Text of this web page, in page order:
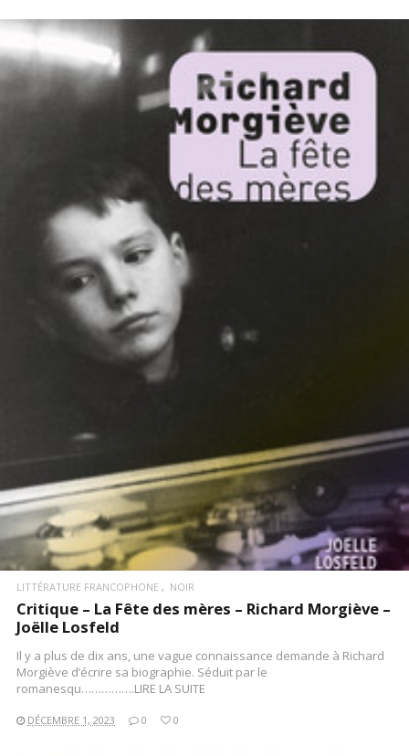
LIRE LA SUITE
LITTÉRATURE FRANCOPHONE NOIR
Critique – La Fête des mères – Richard Morgiève –
Joëlle Losfeld
Il y a plus de dix ans, une vague connaissance demande à Richard
Morgiève d’écrire sa biographie. Séduit par le
romanesqu…………….LIRE LA SUITE
DÉCEMBRE 1, 2023 0 0